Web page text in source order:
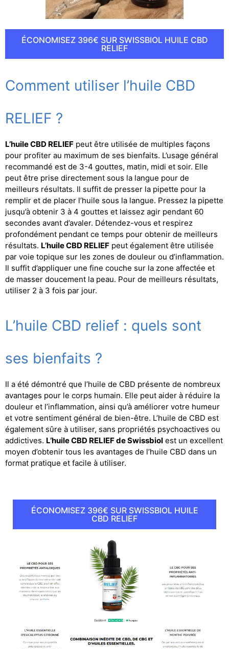
ÉCONOMISEZ 396€ SUR SWISSBIOL HUILE CBD
RELIEF
Comment utiliser l’huile CBD
RELIEF ?
L’huile CBD RELIEF peut être utilisée de multiples façons
pour profiter au maximum de ses bienfaits. L’usage général
recommandé est de 3-4 gouttes, matin, midi et soir. Elle
peut être prise directement sous la langue pour de
meilleurs résultats. Il suffit de presser la pipette pour la
remplir et de placer l’huile sous la langue. Pressez la pipette
jusqu’à obtenir 3 à 4 gouttes et laissez agir pendant 60
secondes avant d’avaler. Détendez-vous et respirez
profondément pendant ce temps pour obtenir de meilleurs
résultats. L’huile CBD RELIEF peut également être utilisée
par voie topique sur les zones de douleur ou d’inflammation.
Il suffit d’appliquer une fine couche sur la zone affectée et
de masser doucement la peau. Pour de meilleurs résultats,
utiliser 2 à 3 fois par jour.
L’huile CBD relief : quels sont
ses bienfaits ?
Il a été démontré que l’huile de CBD présente de nombreux
avantages pour le corps humain. Elle peut aider à réduire la
douleur et l’inflammation, ainsi qu’à améliorer votre humeur
et votre sentiment général de bien-être. L’huile de CBD est
également sûre à utiliser, sans propriétés psychoactives ou
addictives. L’huile CBD RELIEF de Swissbiol est un excellent
moyen d’obtenir tous les avantages de l’huile CBD dans un
format pratique et facile à utiliser.
ÉCONOMISEZ 396€ SUR SWISSBIOL HUILE
CBD RELIEF